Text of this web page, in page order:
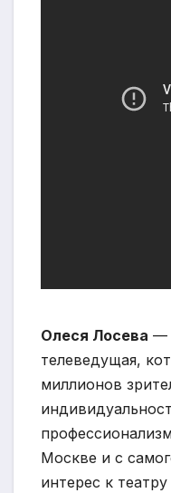
Олеся Лосева —
телеведущая,
миллионов
Москве и с
интерес к